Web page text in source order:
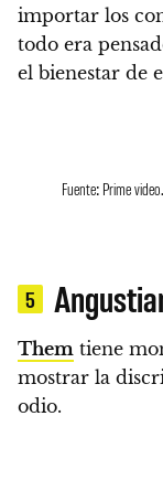
importar los
todo era
el bienestar de
Fuente: Prime video.
5
Them tiene
mostrar la
odio.